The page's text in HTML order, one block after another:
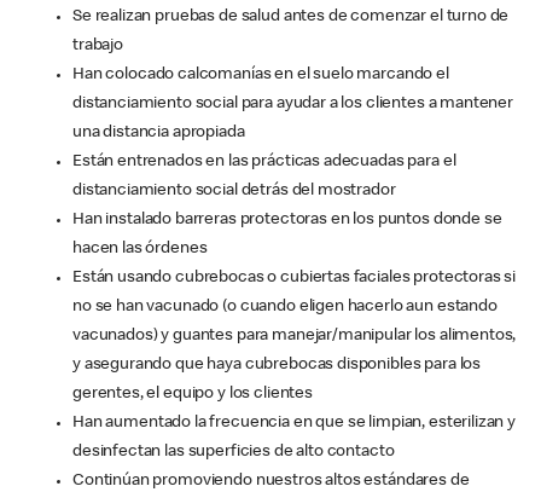
Se realizan pruebas de salud antes de comenzar el turno de
trabajo
Han colocado calcomanías en el suelo marcando el
distanciamiento social para ayudar a los clientes a mantener
una distancia apropiada
Están entrenados en las prácticas adecuadas para el
distanciamiento social detrás del mostrador
Han instalado barreras protectoras en los puntos donde se
hacen las órdenes
Están usando cubrebocas o cubiertas faciales protectoras si
no se han vacunado (o cuando eligen hacerlo aun estando
vacunados) y guantes para manejar/manipular los alimentos,
y asegurando que haya cubrebocas disponibles para los
gerentes, el equipo y los clientes
Han aumentado la frecuencia en que se limpian, esterilizan y
desinfectan las superficies de alto contacto
Continúan promoviendo nuestros altos estándares de